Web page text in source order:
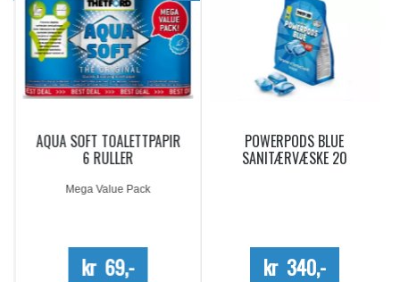
AQUA SOFT TOALETTPAPIR
6 RULLER
Mega Value Pack
kr 69,-
POWERPODS BLUE
SANITÆRVÆSKE 20
kr 340,-